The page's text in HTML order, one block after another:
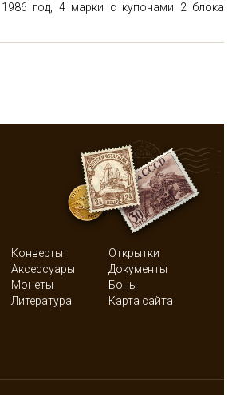
год, 4 марки с купонами 2 блока
Конверты
Открытки
Аксессуары
Документы
Монеты
Боны
Литература Карта сайта